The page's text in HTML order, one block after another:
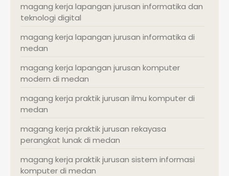
magang kerja lapangan jurusan informatika dan
teknologi digital
magang kerja lapangan jurusan informatika di
medan
magang kerja lapangan jurusan komputer
modern di medan
magang kerja praktik jurusan ilmu komputer di
medan
magang kerja praktik jurusan rekayasa
perangkat lunak di medan
magang kerja praktik jurusan sistem informasi
komputer di medan